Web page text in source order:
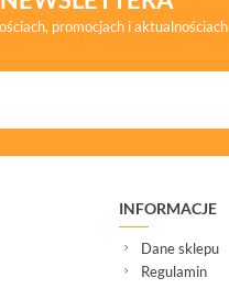
promocjach i aktualnościach
INFORMACJE
Dane sklepu
Regulamin